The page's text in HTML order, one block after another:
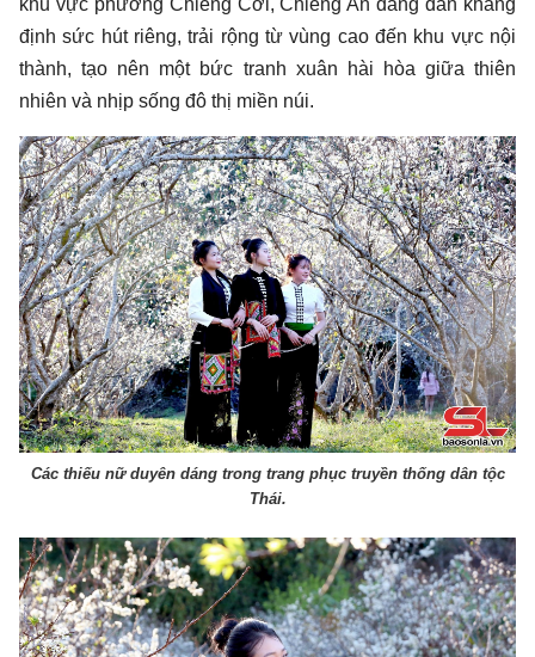
định sức hút riêng, trải rộng từ vùng cao đến khu vực nội
thành, tạo nên một bức tranh xuân hài hòa giữa thiên
nhiên và nhịp sống đô thị miền núi.
Các thiếu nữ duyên dáng trong trang phục truyền thống dân tộc
Thái.